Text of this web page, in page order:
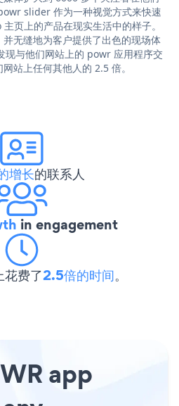
slider 作为一种视觉方式来快速
页上的产品在现实生活中的样子。
无缝地为客户提供了出色的现场体
与他们网站上的 powr 应用程序交
站上任何其他人的 2.5 倍。
增长的联系人
in engagement
费了2.5倍的时间。
app